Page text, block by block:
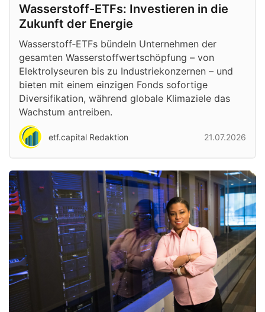
Wasserstoff-ETFs: Investieren in die
Zukunft der Energie
Wasserstoff‑ETFs bündeln Unternehmen der
gesamten Wasserstoffwertschöpfung – von
Elektrolyseuren bis zu Industriekonzernen – und
bieten mit einem einzigen Fonds sofortige
Diversifikation, während globale Klimaziele das
Wachstum antreiben.
etf.capital Redaktion 21.07.2026